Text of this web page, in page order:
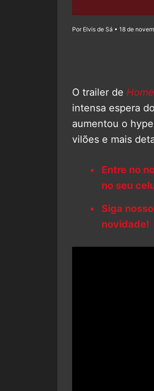
Por Elvis de Sá • 18 de
O trailer de
intensa espera
aumentou o
vilões e mais
Entre no
no seu
Siga
novidade!